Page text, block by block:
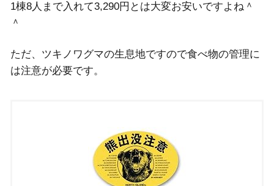
1棟8人まで入れて3,290円とは大変お安いですよね＾
＾
ただ、ツキノワグマの生息地ですので食べ物の管理に
は注意が必要です。